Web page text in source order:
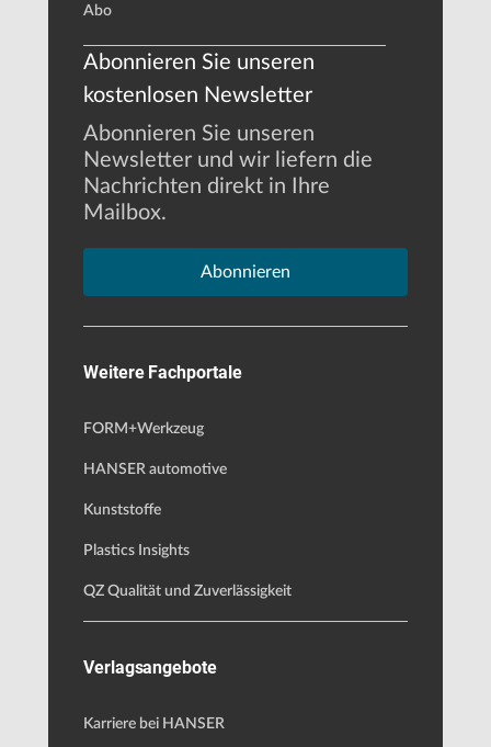
Abo
Abonnieren Sie unseren
kostenlosen Newsletter
Abonnieren Sie unseren
Newsletter und wir liefern die
Nachrichten direkt in Ihre
Mailbox.
Abonnieren
Weitere Fachportale
FORM+Werkzeug
HANSER automotive
Kunststoffe
Plastics Insights
QZ Qualität und Zuverlässigkeit
Verlagsangebote
Karriere bei HANSER